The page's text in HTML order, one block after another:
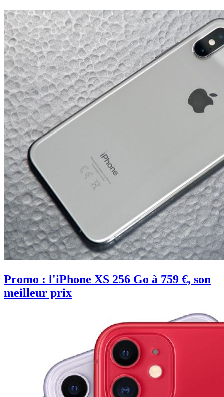
Promo : l'iPhone XS 256 Go à 759 €, son
meilleur prix